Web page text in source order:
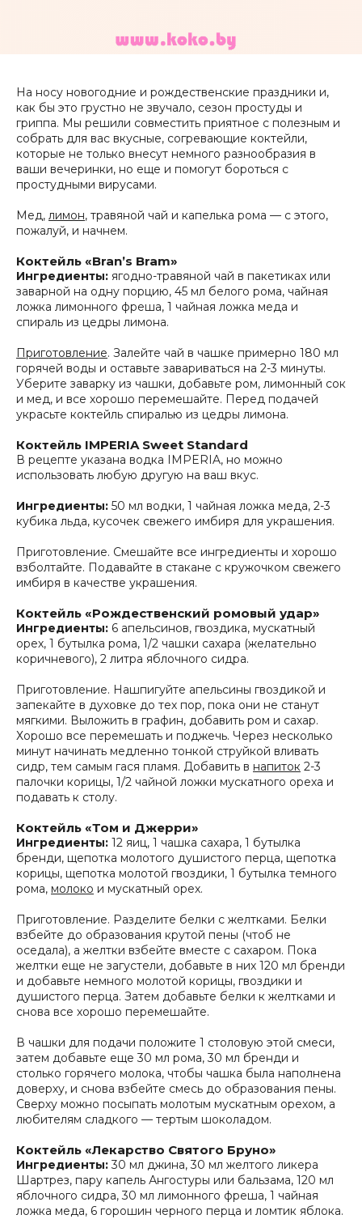
На носу новогодние и рождественские праздники и,
как бы это грустно не звучало, сезон простуды и
гриппа. Мы решили совместить приятное с полезным и
собрать для вас вкусные, согревающие коктейли,
которые не только внесут немного разнообразия в
ваши вечеринки, но еще и помогут бороться с
простудными вирусами.
Мед, лимон, травяной чай и капелька рома — с этого,
пожалуй, и начнем.
Коктейль «Bran’s Bram»
Ингредиенты: ягодно-травяной чай в пакетиках или
заварной на одну порцию, 45 мл белого рома, чайная
ложка лимонного фреша, 1 чайная ложка меда и
спираль из цедры лимона.
Приготовление. Залейте чай в чашке примерно 180 мл
горячей воды и оставьте завариваться на 2-3 минуты.
Уберите заварку из чашки, добавьте ром, лимонный сок
и мед, и все хорошо перемешайте. Перед подачей
украсьте коктейль спиралью из цедры лимона.
Коктейль IMPERIA Sweet Standard
В рецепте указана водка IMPERIA, но можно
использовать любую другую на ваш вкус.
Ингредиенты: 50 мл водки, 1 чайная ложка меда, 2-3
кубика льда, кусочек свежего имбиря для украшения.
Приготовление. Смешайте все ингредиенты и хорошо
взболтайте. Подавайте в стакане с кружочком свежего
имбиря в качестве украшения.
Коктейль «Рождественский ромовый удар»
Ингредиенты: 6 апельсинов, гвоздика, мускатный
орех, 1 бутылка рома, 1/2 чашки сахара (желательно
коричневого), 2 литра яблочного сидра.
Приготовление. Нашпигуйте апельсины гвоздикой и
запекайте в духовке до тех пор, пока они не станут
мягкими. Выложить в графин, добавить ром и сахар.
Хорошо все перемешать и поджечь. Через несколько
минут начинать медленно тонкой струйкой вливать
сидр, тем самым гася пламя. Добавить в напиток 2-3
палочки корицы, 1/2 чайной ложки мускатного ореха и
подавать к столу.
Коктейль «Том и Джерри»
Ингредиенты: 12 яиц, 1 чашка сахара, 1 бутылка
бренди, щепотка молотого душистого перца, щепотка
корицы, щепотка молотой гвоздики, 1 бутылка темного
рома, молоко и мускатный орех.
Приготовление. Разделите белки с желтками. Белки
взбейте до образования крутой пены (чтоб не
оседала), а желтки взбейте вместе с сахаром. Пока
желтки еще не загустели, добавьте в них 120 мл бренди
и добавьте немного молотой корицы, гвоздики и
душистого перца. Затем добавьте белки к желтками и
снова все хорошо перемешайте.
В чашки для подачи положите 1 столовую этой смеси,
затем добавьте еще 30 мл рома, 30 мл бренди и
столько горячего молока, чтобы чашка была наполнена
доверху, и снова взбейте смесь до образования пены.
Сверху можно посыпать молотым мускатным орехом, а
любителям сладкого — тертым шоколадом.
Коктейль «Лекарство Святого Бруно»
Ингредиенты:30 мл джина, 30 мл желтого ликера
Шартрез, пару капель Ангостуры или бальзама, 120 мл
яблочного сидра, 30 мл лимонного фреша, 1 чайная
ложка меда, 6 горошин черного перца и ломтик яблока.